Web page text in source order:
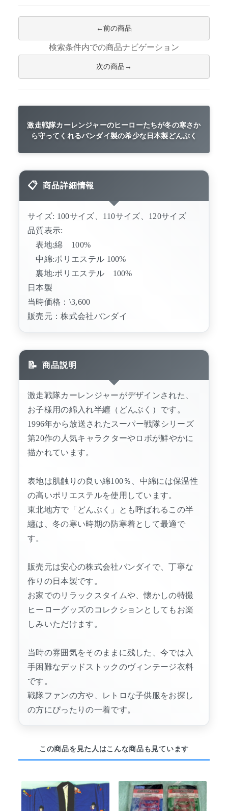
前の商品
検索条件内での商品ナビゲーション
次の商品
激走戦隊カーレンジャーのヒーローたちが冬の寒さか
ら守ってくれるバンダイ製の希少な日本製どんぶく
商品詳細情報
サイズ: 100サイズ、110サイズ、120サイズ
品質表示:
表地:綿 100%
中綿:ポリエステル 100%
裏地:ポリエステル 100%
日本製
当時価格：\3,600
販売元：株式会社バンダイ
商品説明
激走戦隊カーレンジャーがデザインされた、
お子様用の綿入れ半纏（どんぶく）です。
1996年から放送されたスーパー戦隊シリーズ
第20作の人気キャラクターやロボが鮮やかに
描かれています。
表地は肌触りの良い綿100％、中綿には保温性
の高いポリエステルを使用しています。
東北地方で「どんぶく」とも呼ばれるこの半
纏は、冬の寒い時期の防寒着として最適で
す。
販売元は安心の株式会社バンダイで、丁寧な
作りの日本製です。
お家でのリラックスタイムや、懐かしの特撮
ヒーローグッズのコレクションとしてもお楽
しみいただけます。
当時の雰囲気をそのままに残した、今では入
手困難なデッドストックのヴィンテージ衣料
です。
戦隊ファンの方や、レトロな子供服をお探し
の方にぴったりの一着です。
この商品を見た人はこんな商品も見ています